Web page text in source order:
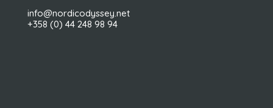
info@nordicodyssey.net
+358 (0) 44 248 98 94